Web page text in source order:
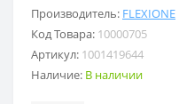
Производитель: FLEXIONE
Код Товара: 10000705
Артикул: 1001419644
Наличие: В наличии